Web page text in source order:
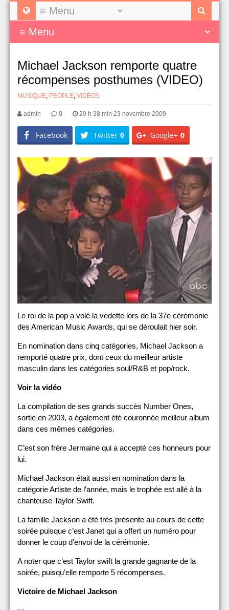
Michael Jackson remporte quatre
récompenses posthumes (VIDEO)
MUSIQUE, PEOPLE, VIDÉOS
admin 0 20 h 38 min 23 novembre 2009
Facebook Twitter 0 Google+ 0
Le roi de la pop a volé la vedette lors de la 37e cérémonie
des American Music Awards, qui se déroulait hier soir.
En nomination dans cinq catégories, Michael Jackson a
remporté quatre prix, dont ceux du meilleur artiste
masculin dans les catégories soul/R&B et pop/rock.
Voir la vidéo
La compilation de ses grands succès Number Ones,
sortie en 2003, a également été couronnée meilleur album
dans ces mêmes catégories.
C’est son frère Jermaine qui a accepté ces honneurs pour
lui.
Michael Jackson était aussi en nomination dans la
catégorie Artiste de l’année, mais le trophée est allé à la
chanteuse Taylor Swift.
La famille Jackson a été très présente au cours de cette
soirée puisque c’est Janet qui a offert un numéro pour
donner le coup d’envoi de la cérémonie.
A noter que c’est Taylor swift la grande gagnante de la
soirée, puisqu’elle remporte 5 récompenses.
Victoire de Michael Jackson